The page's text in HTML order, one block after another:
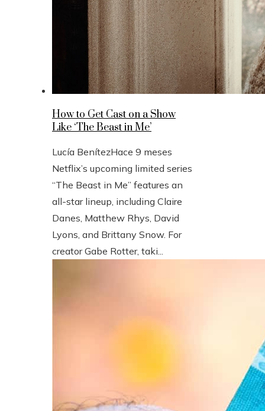
How to Get Cast on a Show
Like ‘The Beast in Me’
Lucía BenítezHace 9 meses
Netflix’s upcoming limited series
“The Beast in Me” features an
all-star lineup, including Claire
Danes, Matthew Rhys, David
Lyons, and Brittany Snow. For
creator Gabe Rotter, taki...